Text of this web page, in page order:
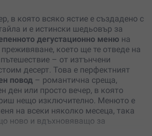
в която всяко ястие е създадено с
и е истински шедьовър за
дегустационно меню на
преживяване, което ще те отведе на
– от изтънчени
десерт. Това е перфектният
повод – романтична среща,
ден или просто вечер, в която
нещо изключително. Менюто е
на всеки няколко месеца, така
ново и вдъхновяващо за